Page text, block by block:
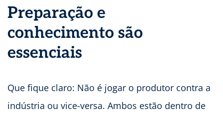
Preparação e
conhecimento são
essenciais
Que fique claro: Não é jogar o produtor contra a
indústria ou vice-versa. Ambos estão dentro de